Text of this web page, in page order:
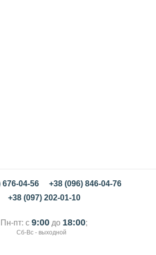
676-04-56
+38 (096) 846-04-76
+38 (097) 202-01-10
Пн-пт: с 9:00 до 18:00;
Сб-Вс - выходной